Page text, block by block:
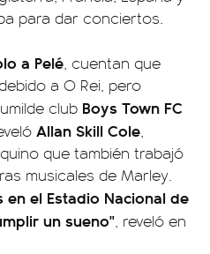
para dar conciertos.
a Pelé, cuentan que
a O Rei, pero
club Boys Town FC
Allan Skill Cole,
que también trabajó
musicales de Marley.
en el Estadio Nacional de
un sueno", reveló en